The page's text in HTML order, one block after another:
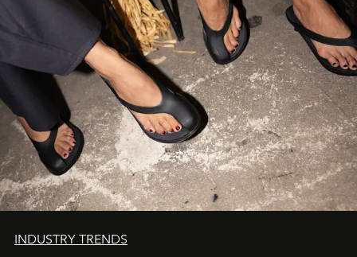
INDUSTRY TRENDS